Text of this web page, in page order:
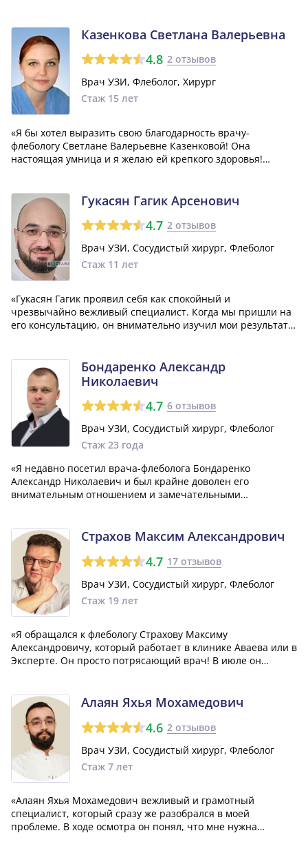
благодарна ему за дружелюбное и пон...»
Казенкова Светлана Валерьевна
4.8 2 отзывов
Врач УЗИ, Флеболог, Хирург
Стаж 15 лет
«Я бы хотел выразить свою благодарность врачу-
флебологу Светлане Валерьевне Казенковой! Она
настоящая умница и я желаю ей крепкого здоровья!
которые, к сожалению, сильно не хватает остальному
персон...»
Гукасян Гагик Арсенович
4.7 2 отзывов
Врач УЗИ, Сосудистый хирург, Флеболог
Стаж 11 лет
«Гукасян Гагик проявил себя как спокойный и
чрезвычайно вежливый специалист. Когда мы пришли на
его консультацию, он внимательно изучил мои результаты
профессией. Своеобразным сю...»
Бондаренко Александр
Николаевич
4.7 6 отзывов
Врач УЗИ, Сосудистый хирург, Флеболог
Стаж 23 года
«Я недавно посетил врача-флеболога Бондаренко
Александр Николаевич и был крайне доволен его
внимательным отношением и замечательными
больше таких врачей, как он! Желаю ему успеха,
крепкого...»
Страхов Максим Александрович
4.7 17 отзывов
Врач УЗИ, Сосудистый хирург, Флеболог
Стаж 19 лет
«Я обращался к флебологу Страхову Максиму
Александровичу, который работает в клинике Аваева или в
Эксперте. Он просто потрясающий врач! В июле он
обращаться только к нему!»Алаян Яхья Мохамедович
4.6 2 отзывов
Врач УЗИ, Сосудистый хирург, Флеболог
Стаж 7 лет
«Алаян Яхья Мохамедович вежливый и грамотный
специалист, который сразу же разобрался в моей
проблеме. В ходе осмотра он понял, что мне нужна